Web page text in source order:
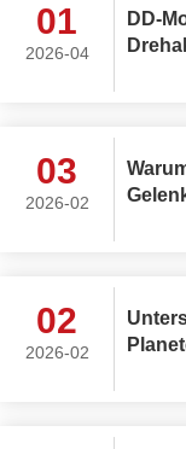
01
2026-04
DD-
03
2026-02
02
2026-02